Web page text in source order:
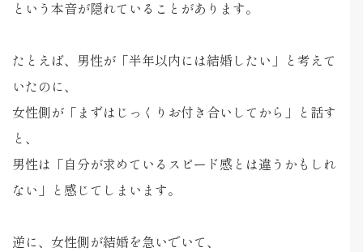
という本音が隠れていることがあります。
たとえば、男性が「半年以内には結婚したい」と考えて
いたのに、
女性側が「まずはじっくりお付き合いしてから」と話す
と、
男性は「自分が求めているスピード感とは違うかもしれ
ない」と感じてしまいます。
逆に、女性側が結婚を急いでいて、